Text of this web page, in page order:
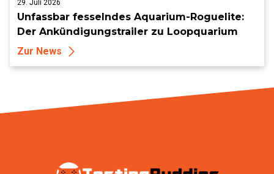
29. Juli 2026
Unfassbar fesselndes Aquarium-Roguelite:
Der Ankündigungstrailer zu Loopquarium
Zur News